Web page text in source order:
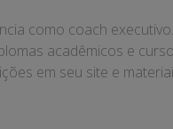
como coach
acadêmicos e
em seu site e